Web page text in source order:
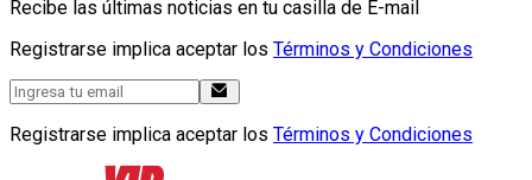
Recibe las últimas noticias en tu casilla de E-mail
Registrarse implica aceptar los Términos y Condiciones
Registrarse implica aceptar los Términos y Condiciones